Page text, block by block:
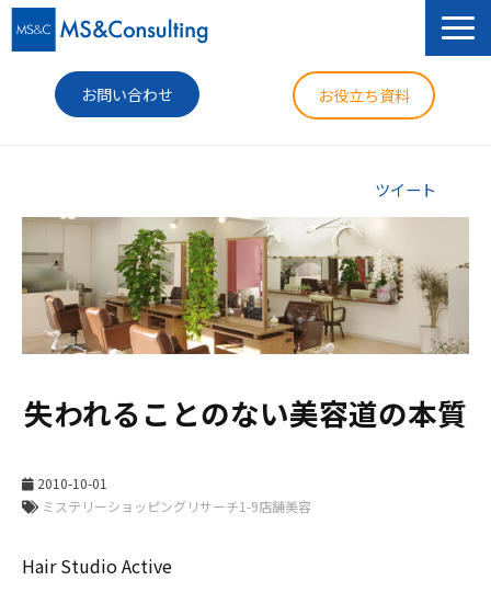
お問い合わせ お役立ち資料
セミナー
導入事例
コラム
企業情報
ツイート
失われることのない美容道の本質
2010-10-01
Hair Studio Active